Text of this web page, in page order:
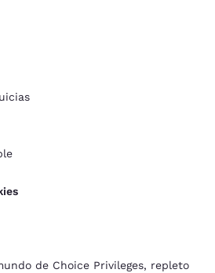
de Choice Privileges, repleto